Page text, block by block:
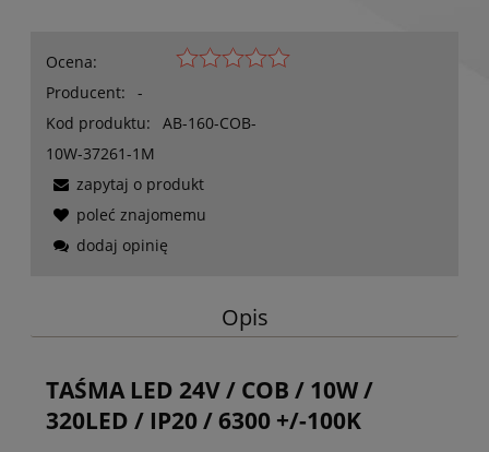
Ocena:
Producent:
-
Kod produktu:
AB-160-COB-
10W-37261-1M
zapytaj o produkt
poleć znajomemu
dodaj opinię
Opis
TAŚMA LED 24V / COB / 10W /
320LED / IP20 / 6300 +/-100K